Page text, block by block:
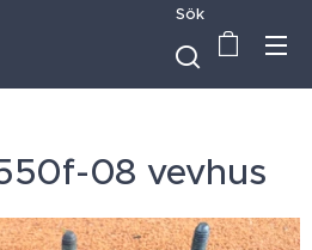
Sök
08 vevhus